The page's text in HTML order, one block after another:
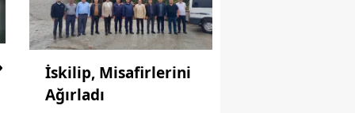
İskilip, Misafirlerini
Ağırladı